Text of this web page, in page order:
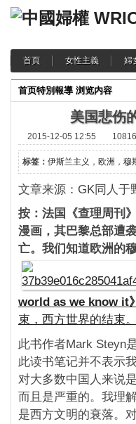
首頁 女性主義 婦
首页特別報導 浏览内容
美国悲伤
2015-12-05 12:55 10816
标签： 伊斯兰主义 ， 欧洲 ， 穆
文章来源：GK同人于
按：法国《查理周刊
漫画，其巴黎总部遭
亡。我们知道欧洲的
world as we know it》
束，西方世界的结束。
此书作者Mark Steyn
此读书笔记并不表示
对大多数中国人来说
而且是严重的。我理
是西方文明的衰落。